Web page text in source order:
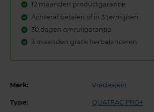
12 maanden productgarantie
Achteraf betalen of in 3 termijnen
30 dagen omruilgarantie
3 maanden gratis herbalanceren
Merk: Vredestein
Type: QUATRAC PRO+